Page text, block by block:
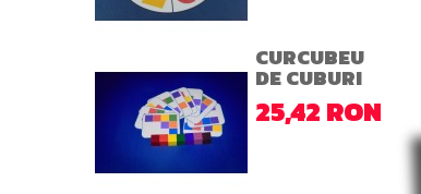
CURCUBEU
DE CUBURI
25,42 RON